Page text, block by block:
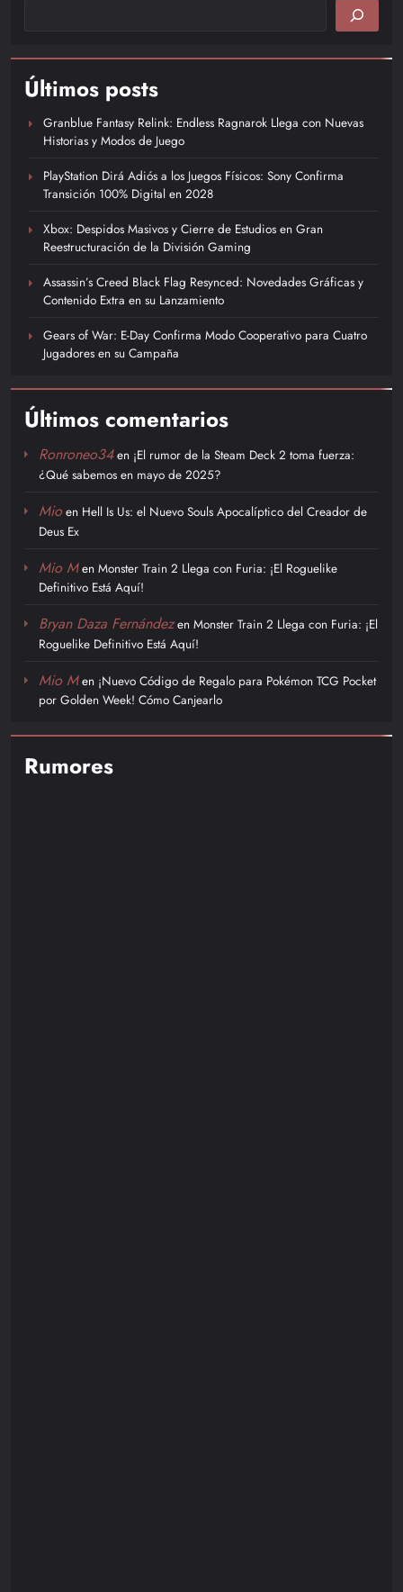
Últimos posts
Granblue Fantasy Relink: Endless Ragnarok Llega con Nuevas
Historias y Modos de Juego
PlayStation Dirá Adiós a los Juegos Físicos: Sony Confirma
Transición 100% Digital en 2028
Xbox: Despidos Masivos y Cierre de Estudios en Gran
Reestructuración de la División Gaming
Assassin’s Creed Black Flag Resynced: Novedades Gráficas y
Contenido Extra en su Lanzamiento
Gears of War: E-Day Confirma Modo Cooperativo para Cuatro
Jugadores en su Campaña
Últimos comentarios
Ronroneo34en ¡El rumor de la Steam Deck 2 toma fuerza:
¿Qué sabemos en mayo de 2025?
Mioen Hell Is Us: el Nuevo Souls Apocalíptico del Creador de
Deus Ex
Mio Men Monster Train 2 Llega con Furia: ¡El Roguelike
Definitivo Está Aquí!
Bryan Daza Fernándezen Monster Train 2 Llega con Furia: ¡El
Roguelike Definitivo Está Aquí!
Mio Men ¡Nuevo Código de Regalo para Pokémon TCG Pocket
por Golden Week! Cómo Canjearlo
Rumores